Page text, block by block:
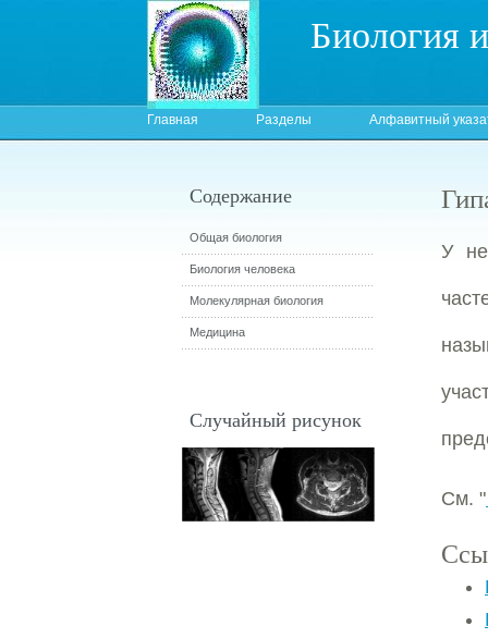
Биология
Главная Разделы Алфавитный
У
См. "
Содержание
Общая биология
Биология человека
Молекулярная биология
Медицина
Случайный рисунок